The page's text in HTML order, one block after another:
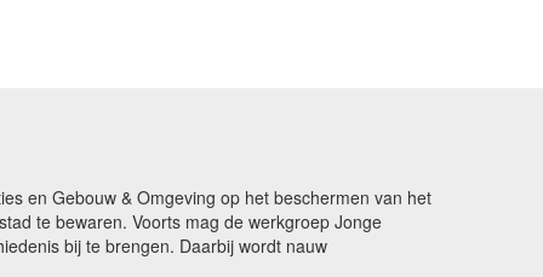
en Gebouw & Omgeving op het beschermen van het
te bewaren. Voorts mag de werkgroep Jonge
bij te brengen. Daarbij wordt nauw